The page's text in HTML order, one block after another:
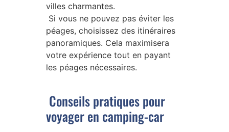
villes charmantes.
Si vous ne pouvez pas éviter les
péages, choisissez des itinéraires
panoramiques. Cela maximisera
votre expérience tout en payant
les péages nécessaires.
Conseils pratiques pour
voyager en camping-car